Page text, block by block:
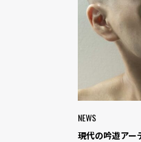
NEWS
現代の吟遊アー